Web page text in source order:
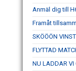
Anmäl dig till
Framåt
SKÖÖÖN
FLYTTAD
NU LADDAR